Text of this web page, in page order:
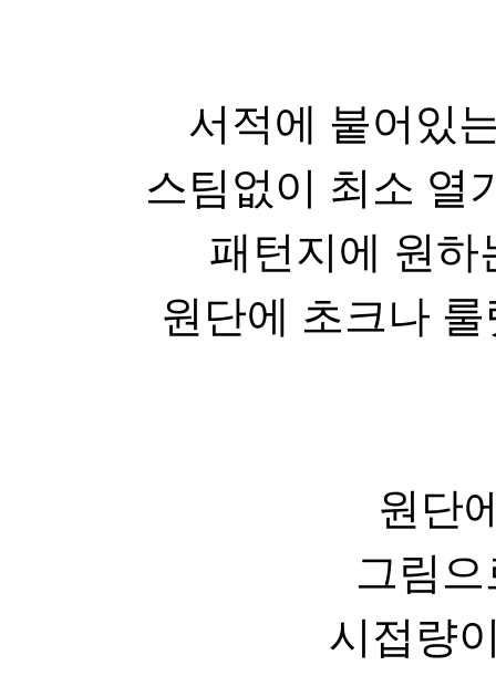
서적에 붙어있
스팀없이 최소 열
패턴지에 원하
원단에 초크나
원단
그림
시접량